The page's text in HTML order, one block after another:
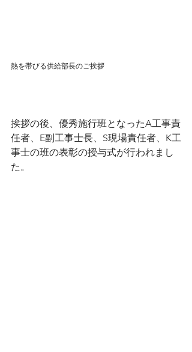
熱を帯びる供給部長のご挨拶
挨拶の後、優秀施行班となったA工事責
任者、E副工事士長、S現場責任者、K工
事士の班の表彰の授与式が行われまし
た。